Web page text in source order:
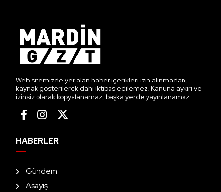
Web sitemizde yer alan haber içerikleri izin alınmadan,
kaynak gösterilerek dahi iktibas edilemez. Kanuna aykırı ve
izinsiz olarak kopyalanamaz, başka yerde yayınlanamaz.
HABERLER
Gündem
Asayiş